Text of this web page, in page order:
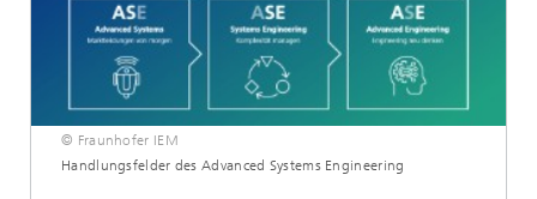
© Fraunhofer IEM
Handlungsfelder des Advanced Systems Engineering